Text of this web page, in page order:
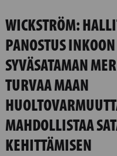
WICKSTRÖM:
PANOSTUS INKOON
SYVÄSATAMAN
TURVAA MAAN
MAHDOLLISTAA
KEHITTÄMISEN